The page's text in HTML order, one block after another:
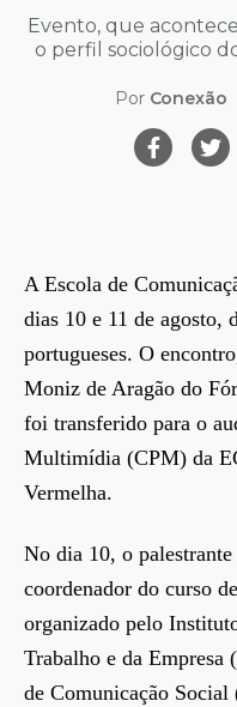
Evento, que
o perfil sociológico
Por Conexão
A Escola de
dias 10 e 11 de agosto,
portugueses. O
Moniz de Aragão do
foi transferido para o
Multimídia (CPM) da
Vermelha.
No dia 10, o
coordenador do curso
organizado pelo
Trabalho e da Empresa
de Comunicação